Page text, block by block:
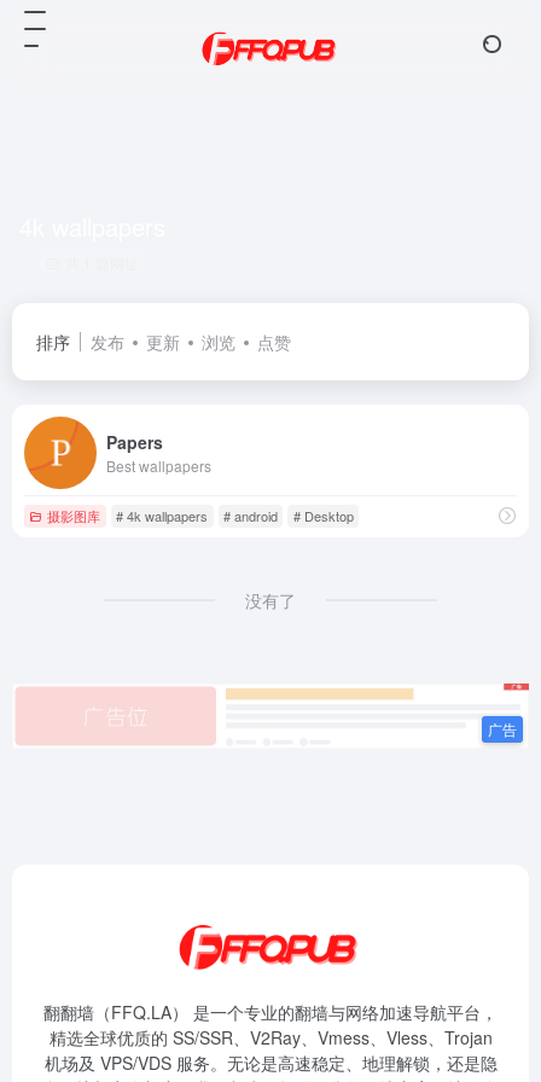
排序 发布 更新 浏览 点赞
Papers
Best wallpapers
摄影图库 # 4k wallpapers # android # Desktop
没有了
翻翻墙（FFQ.LA） 是一个专业的翻墙与网络加速导航平台，
精选全球优质的 SS/SSR、V2Ray、Vmess、Vless、Trojan
机场及 VPS/VDS 服务。无论是高速稳定、地理解锁，还是隐